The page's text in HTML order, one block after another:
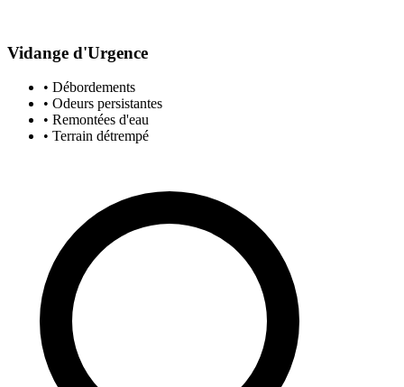
Vidange d'Urgence
• Débordements
• Odeurs persistantes
• Remontées d'eau
• Terrain détrempé